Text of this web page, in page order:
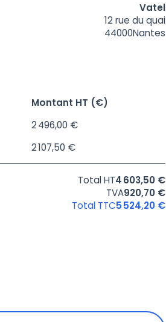
Vatel
12 rue du quai
44000Nantes
Montant HT (€)
2 496,00 €
2 107,50 €
Total HT4 603,50 €
TVA920,70 €
Total TTC5 524,20 €